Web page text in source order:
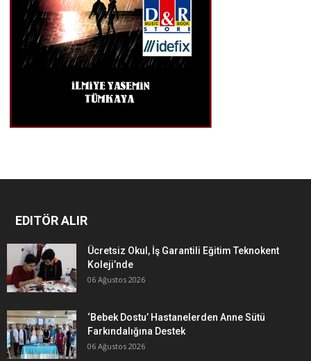
EDITÖR ALIR
Ücretsiz Okul, İş Garantili Eğitim Teknokent
Koleji’nde
06 Ağustos 2026
‘Bebek Dostu’ Hastanelerden Anne Sütü
Farkındalığına Destek
06 Ağustos 2026